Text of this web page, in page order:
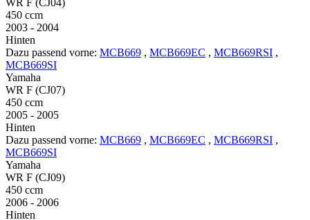
450 ccm
2003 - 2004
Hinten
Dazu passend vorne: MCB669 , MCB669EC , MCB669RSI ,
MCB669SI
Yamaha
WR F (CJ07)
450 ccm
2005 - 2005
Hinten
Dazu passend vorne: MCB669 , MCB669EC , MCB669RSI ,
MCB669SI
Yamaha
WR F (CJ09)
450 ccm
2006 - 2006
Hinten